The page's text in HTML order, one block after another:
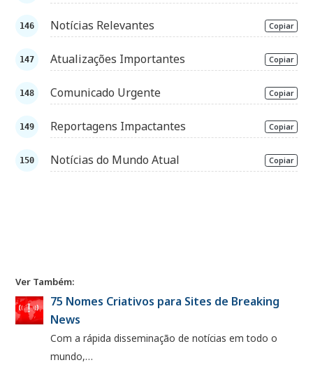
Notícias Relevantes Copiar
Atualizações Importantes Copiar
Comunicado Urgente Copiar
Reportagens Impactantes Copiar
Notícias do Mundo Atual Copiar
Ver Também:
75 Nomes Criativos para Sites de Breaking
News
Com a rápida disseminação de notícias em todo o
mundo,…